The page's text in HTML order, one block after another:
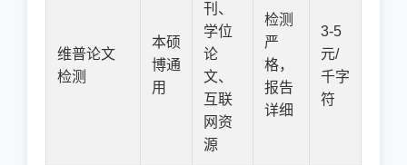
维普论文
检测
本硕
博通
用
刊、
学位
论
文、
互联
网资
源
检测
严
格，
报告
详细
3-5
元/
千字
符